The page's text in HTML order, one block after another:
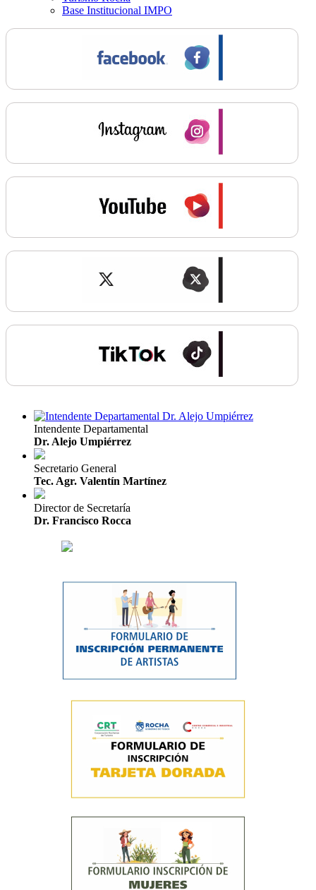
Base Institucional IMPO
Intendente Departamental
Dr. Alejo Umpiérrez
Secretario General
Tec. Agr. Valentín Martínez
Director de Secretaría
Dr. Francisco Rocca